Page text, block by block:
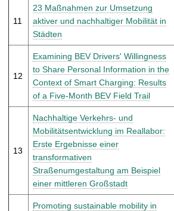
11
23 Maßnahmen zur Umsetzung
aktiver und nachhaltiger Mobilität in
Städten
12
Examining BEV Drivers' Willingness
to Share Personal Information in the
Context of Smart Charging: Results
of a Five-Month BEV Field Trail
13
Nachhaltige Verkehrs- und
Mobilitätsentwicklung im Reallabor:
Erste Ergebnisse einer
transformativen
Straßenumgestaltung am Beispiel
einer mittleren Großstadt
Promoting sustainable mobility in